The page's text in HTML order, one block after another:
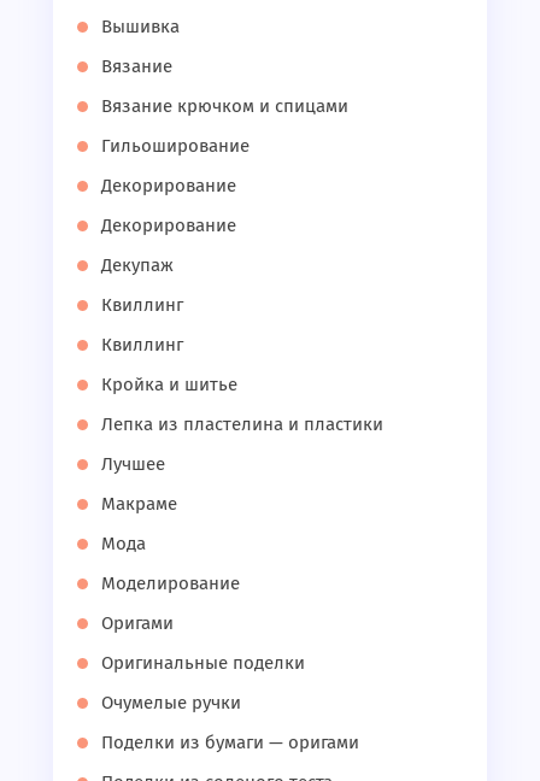
Вышивка
Вязание
Вязание крючком и спицами
Гильоширование
Декорирование
Декорирование
Декупаж
Квиллинг
Квиллинг
Кройка и шитье
Лепка из пластелина и пластики
Лучшее
Макраме
Мода
Моделирование
Оригами
Оригинальные поделки
Очумелые ручки
Поделки из бумаги — оригами